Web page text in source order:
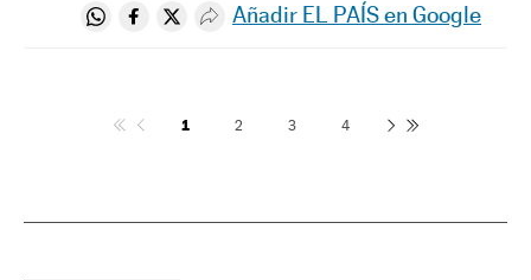
Compartir en Whatsapp
Compartir en Facebook
Compartir en Twitter
Desplegar Redes Sociales
Añadir EL PAÍS en Google
1 2 3 4